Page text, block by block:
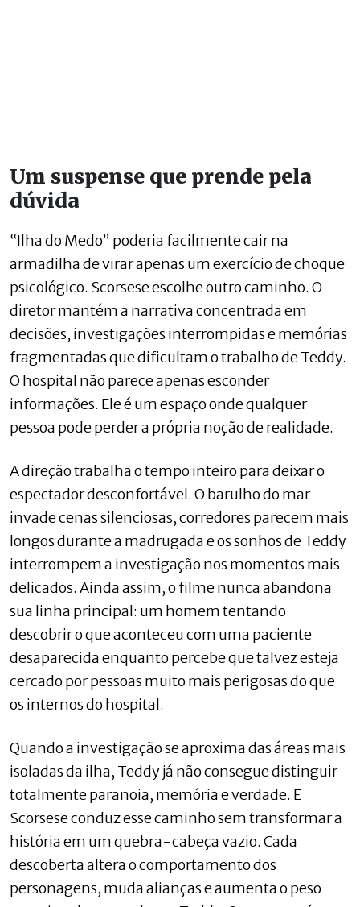
Um suspense que prende pela
dúvida
“Ilha do Medo” poderia facilmente cair na
armadilha de virar apenas um exercício de choque
psicológico. Scorsese escolhe outro caminho. O
diretor mantém a narrativa concentrada em
decisões, investigações interrompidas e memórias
fragmentadas que dificultam o trabalho de Teddy.
O hospital não parece apenas esconder
informações. Ele é um espaço onde qualquer
pessoa pode perder a própria noção de realidade.
A direção trabalha o tempo inteiro para deixar o
espectador desconfortável. O barulho do mar
invade cenas silenciosas, corredores parecem mais
longos durante a madrugada e os sonhos de Teddy
interrompem a investigação nos momentos mais
delicados. Ainda assim, o filme nunca abandona
sua linha principal: um homem tentando
descobrir o que aconteceu com uma paciente
desaparecida enquanto percebe que talvez esteja
cercado por pessoas muito mais perigosas do que
os internos do hospital.
Quando a investigação se aproxima das áreas mais
isoladas da ilha, Teddy já não consegue distinguir
totalmente paranoia, memória e verdade. E
Scorsese conduz esse caminho sem transformar a
história em um quebra-cabeça vazio. Cada
descoberta altera o comportamento dos
personagens, muda alianças e aumenta o peso